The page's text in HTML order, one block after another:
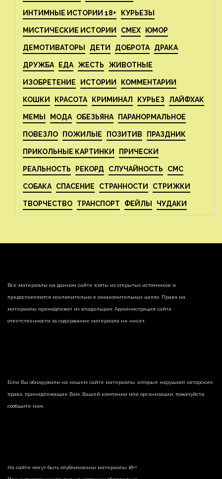
ИНТИМНЫЕ ИСТОРИИ 18+ КУРЬЕЗЫ
МИСТИЧЕСКИЕ ИСТОРИИ СМЕХ ЮМОР
ДЕМОТИВАТОРЫ ДЕТИ ДОБРОТА ДРАКА
ДРУЖБА ЕДА ЖЕСТЬ ЖИВОТНЫЕ
ИЗОБРЕТЕНИЕ ИСТОРИИ КОММЕНТАРИИ
КОШКИ КРАСОТА КРИМИНАЛ КУРЬЕЗ ЛАЙФХАК
МЕМЫ МОДА ОБЕЗЬЯНА ПАРАНОРМАЛЬНОЕ
ПОВЕЗЛО ПОЖИЛЫЕ ПОЗИТИВ ПРАЗДНИК
ПРИКОЛЬНЫЕ КАРТИНКИ ПРИЧЕСКИ
РЕАЛЬНОСТЬ РЕКОРД СЛУЧАЙНОСТЬ СМС
СОБАКА СПАСЕНИЕ СТРАННОСТИ СТРИЖКИ
ТВОРЧЕСТВО ТРАНСПОРТ ФЕЙЛЫ ЧУДАКИ
Все материалы на данном сайте взяты из открытых источников и
предоставляются исключительно в ознакомительных целях. Права на
материалы принадлежат их владельцам. Администрация сайта
ответственности за содержание материала не несет.
Если Вы обнаружили на нашем сайте материалы, которые нарушают авторские
права, принадлежащие Вам, Вашей компании или организации, пожалуйста,
сообщите нам.
На сайте могут быть опубликованы материалы 18+!